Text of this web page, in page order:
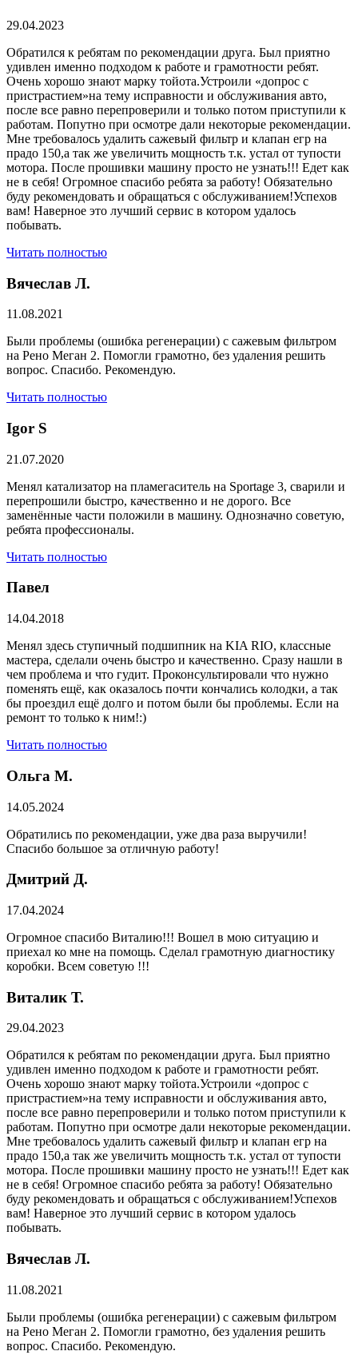
29.04.2023
Обратился к ребятам по рекомендации друга. Был приятно
удивлен именно подходом к работе и грамотности ребят.
Очень хорошо знают марку тойота.Устроили «допрос с
пристрастием»на тему исправности и обслуживания авто,
после все равно перепроверили и только потом приступили к
работам. Попутно при осмотре дали некоторые рекомендации.
Мне требовалось удалить сажевый фильтр и клапан егр на
прадо 150,а так же увеличить мощность т.к. устал от тупости
мотора. После прошивки машину просто не узнать!!! Едет как
не в себя! Огромное спасибо ребята за работу! Обязательно
буду рекомендовать и обращаться с обслуживанием!Успехов
вам! Наверное это лучший сервис в котором удалось
побывать.
Читать полностью
Вячеслав Л.
11.08.2021
Были проблемы (ошибка регенерации) с сажевым фильтром
на Рено Меган 2. Помогли грамотно, без удаления решить
вопрос. Спасибо. Рекомендую.
Читать полностью
​Igor S
21.07.2020
Менял катализатор на пламегаситель на Sportage 3, сварили и
перепрошили быстро, качественно и не дорого. Все
заменённые части положили в машину. Однозначно советую,
ребята профессионалы.
Читать полностью
Павел
14.04.2018
Менял здесь ступичный подшипник на KIA RIO, классные
мастера, сделали очень быстро и качественно. Сразу нашли в
чем проблема и что гудит. Проконсультировали что нужно
поменять ещё, как оказалось почти кончались колодки, а так
бы проездил ещё долго и потом были бы проблемы. Если на
ремонт то только к ним!:)
Читать полностью
Ольга М.
14.05.2024
Обратились по рекомендации, уже два раза выручили!
Спасибо большое за отличную работу!
Дмитрий Д.
17.04.2024
Огромное спасибо Виталию!!! Вошел в мою ситуацию и
приехал ко мне на помощь. Сделал грамотную диагностику
коробки. Всем советую !!!
Виталик Т.
29.04.2023
Обратился к ребятам по рекомендации друга. Был приятно
удивлен именно подходом к работе и грамотности ребят.
Очень хорошо знают марку тойота.Устроили «допрос с
пристрастием»на тему исправности и обслуживания авто,
после все равно перепроверили и только потом приступили к
работам. Попутно при осмотре дали некоторые рекомендации.
Мне требовалось удалить сажевый фильтр и клапан егр на
прадо 150,а так же увеличить мощность т.к. устал от тупости
мотора. После прошивки машину просто не узнать!!! Едет как
не в себя! Огромное спасибо ребята за работу! Обязательно
буду рекомендовать и обращаться с обслуживанием!Успехов
вам! Наверное это лучший сервис в котором удалось
побывать.
Вячеслав Л.
11.08.2021
Были проблемы (ошибка регенерации) с сажевым фильтром
на Рено Меган 2. Помогли грамотно, без удаления решить
вопрос. Спасибо. Рекомендую.